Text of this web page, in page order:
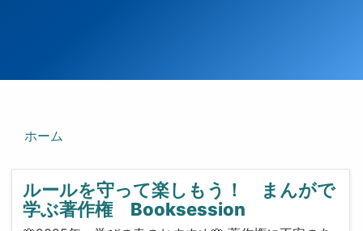
ホーム
ルールを守って楽しもう！ まんがで
学ぶ著作権 Booksession